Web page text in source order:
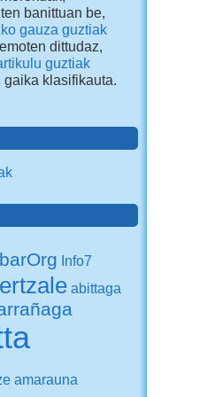
banittuan be,
gauza guztiak
emoten dittudaz,
guztiak
gaika klasifikauta.
Info7
abittaga
amarauna